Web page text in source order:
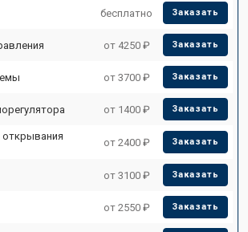
бесплатно Заказать
от 4250 ₽ Заказать
от 3700 ₽ Заказать
от 1400 ₽ Заказать
открывания
от 2400 ₽ Заказать
от 3100 ₽ Заказать
от 2550 ₽ Заказать